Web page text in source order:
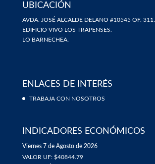
UBICACIÓN
AVDA. JOSÉ ALCALDE DELANO #10545 OF. 311.
EDIFICIO VIVO LOS TRAPENSES.
LO BARNECHEA.
ENLACES DE INTERÉS
TRABAJA CON NOSOTROS
INDICADORES ECONÓMICOS
Viernes 7 de Agosto de 2026
VALOR UF: $40844.79